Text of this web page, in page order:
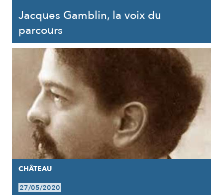
Jacques Gamblin, la voix du
parcours
CHÂTEAU
27/05/2020